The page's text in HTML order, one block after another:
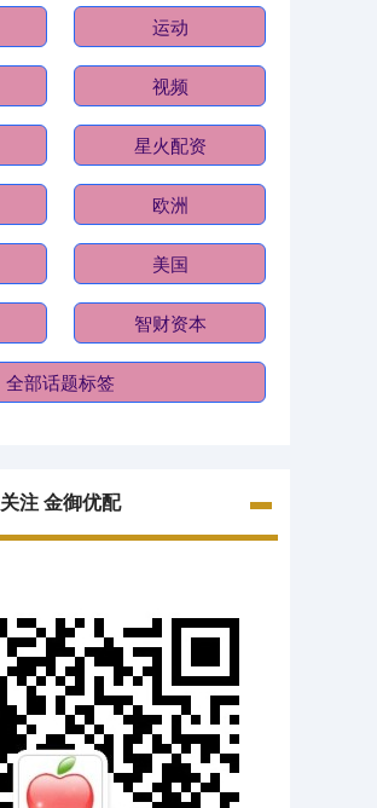
运动
视频
星火配资
欧洲
美国
智财资本
全部话题标签
关注 金御优配